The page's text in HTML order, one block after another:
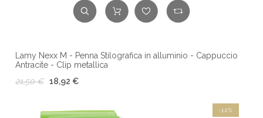
Lamy Nexx M - Penna Stilografica in alluminio - Cappuccio
Antracite - Clip metallica
21,50 €
18,92 €
-12%